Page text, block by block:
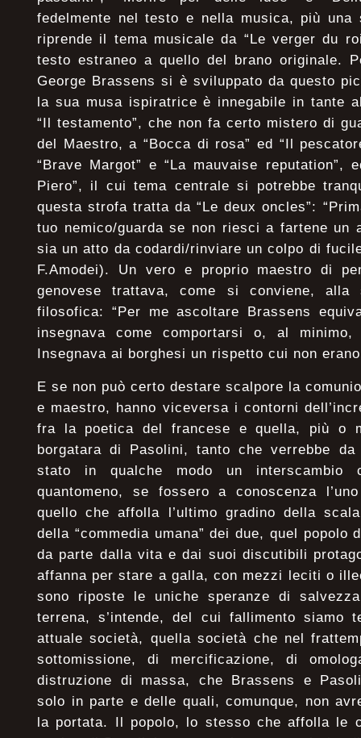
fedelmente nel testo e nella musica, più una
riprende il tema musicale da “Le verger du
testo estraneo a quello del brano originale.
George Brassens si è sviluppato da questo
la sua musa ispiratrice è innegabile in tante
“Il testamento”, che non fa certo mistero di
del Maestro, a “Bocca di rosa” ed “Il
“Brave Margot” e “La mauvaise reputation”,
Piero”, il cui tema centrale si potrebbe
questa strofa tratta da “Le deux oncles”:
tuo nemico/guarda se non riesci a fartene un
sia un atto da codardi/rinviare un colpo di
F.Amodei). Un vero e proprio maestro di
genovese trattava, come si conviene, alla
filosofica: “Per me ascoltare Brassens
insegnava come comportarsi o, al minimo,
Insegnava ai borghesi un rispetto cui non
E se non può certo destare scalpore la
e maestro, hanno viceversa i contorni
fra la poetica del francese e quella, più o
borgatara di Pasolini, tanto che verrebbe
stato in qualche modo un
quantomeno, se fossero a conoscenza
quello che affolla l’ultimo gradino della
della “commedia umana” dei due, quel popolo
da parte dalla vita e dai suoi discutibili
affanna per stare a galla, con mezzi leciti o
sono riposte le uniche speranze di
terrena, s’intende, del cui fallimento siamo
attuale società, quella società che nel
sottomissione, di mercificazione, di
distruzione di massa, che Brassens e
solo in parte e delle quali, comunque, non
la portata. Il popolo, lo stesso che affolla le